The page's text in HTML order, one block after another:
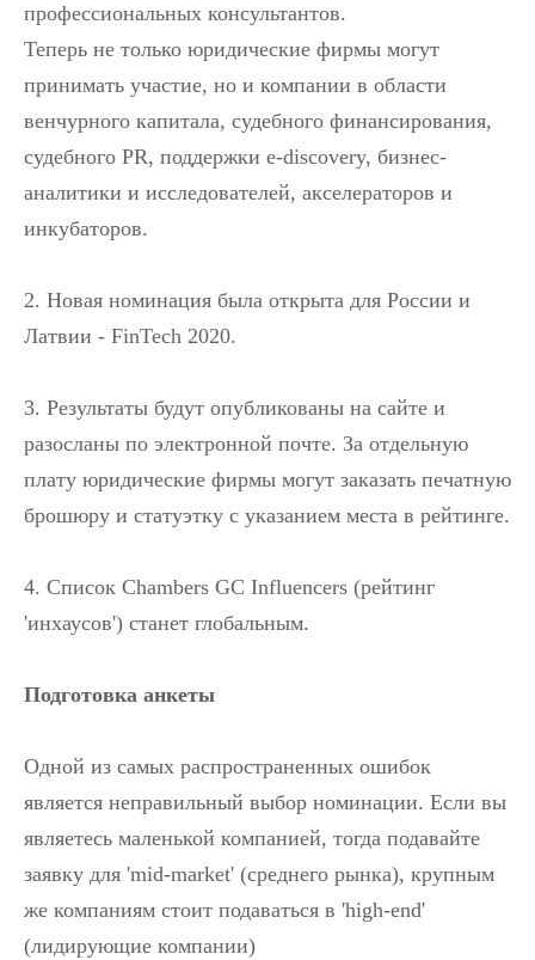
профессиональных консультантов.
Теперь не только юридические фирмы могут
принимать участие, но и компании в области
венчурного капитала, судебного финансирования,
судебного PR, поддержки e-discovery, бизнес-
аналитики и исследователей, акселераторов и
инкубаторов.
2. Новая номинация была открыта для России и
Латвии - FinTech 2020.
3. Результаты будут опубликованы на сайте и
разосланы по электронной почте. За отдельную
плату юридические фирмы могут заказать печатную
брошюру и статуэтку с указанием места в рейтинге.
4. Список Chambers GC Influencers (рейтинг
'инхаусов') станет глобальным.
Подготовка анкеты
Одной из самых распространенных ошибок
является неправильный выбор номинации. Если вы
являетесь маленькой компанией, тогда подавайте
заявку для 'mid-market' (среднего рынка), крупным
же компаниям стоит подаваться в 'high-end'
(лидирующие компании)